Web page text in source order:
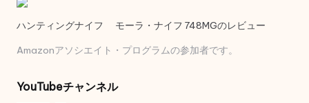
ハンティングナイフ モーラ・ナイフ 748MGのレビュー
Amazonアソシエイト・プログラムの参加者です。
YouTubeチャンネル